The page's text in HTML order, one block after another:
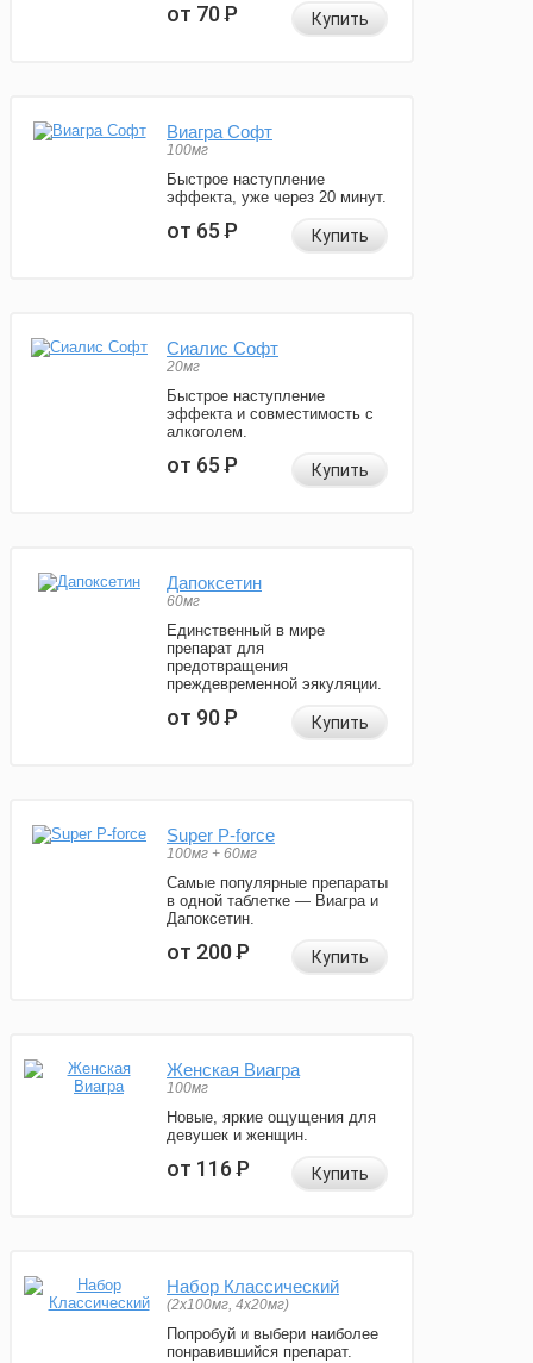
от 70Р Купить
Виагра Софт
100мг
Быстрое наступление
эффекта, уже через 20 минут.
от 65Р Купить
Сиалис Софт
20мг
Быстрое наступление
эффекта и совместимость с
алкоголем.
от 65Р Купить
Дапоксетин
60мг
Единственный в мире
препарат для
предотвращения
преждевременной эякуляции.
от 90Р Купить
Super P-force
100мг + 60мг
Самые популярные препараты
в одной таблетке — Виагра и
Дапоксетин.
от 200Р Купить
Женская Виагра
100мг
Новые, яркие ощущения для
девушек и женщин.
от 116Р Купить
Набор Классический
(2x100мг, 4x20мг)
Попробуй и выбери наиболее
понравившийся препарат.